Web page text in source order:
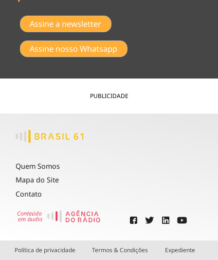
Assine a newsletter
Assine nosso Whatsapp
PUBLICIDADE
Quem Somos
Mapa do Site
Contato
Política de privacidade Termos & Condições Expediente